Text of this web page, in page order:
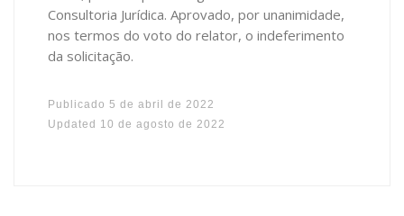
Consultoria Jurídica. Aprovado, por unanimidade,
nos termos do voto do relator, o indeferimento
da solicitação.
Publicado 5 de abril de 2022
Updated 10 de agosto de 2022